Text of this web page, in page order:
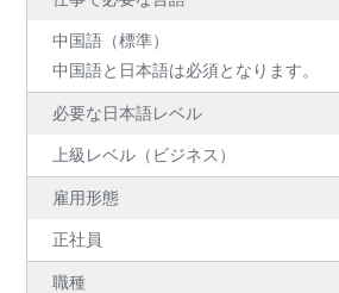
中国語（標準）
中国語と日本語は必須となります。
必要な日本語レベル
上級レベル（ビジネス）
雇用形態
正社員
職種